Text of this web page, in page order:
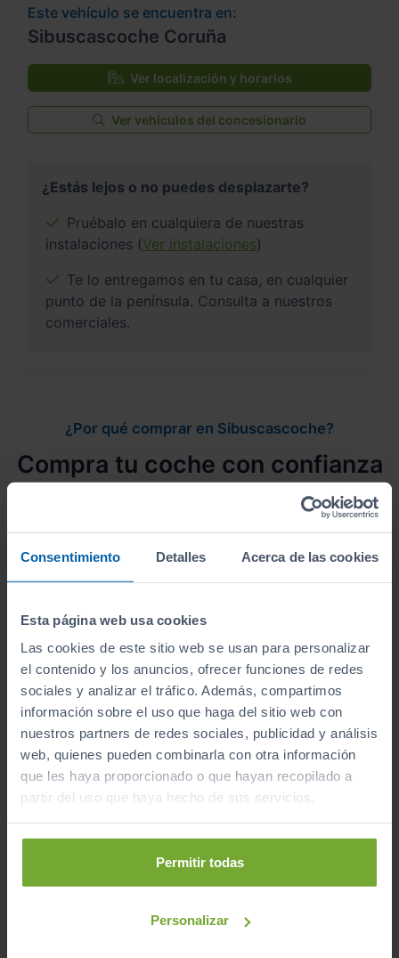
Consentimiento Detalles Acerca de las cookies
Esta página web usa cookies
Las cookies de este sitio web se usan para personalizar
el contenido y los anuncios, ofrecer funciones de redes
sociales y analizar el tráfico. Además, compartimos
información sobre el uso que haga del sitio web con
nuestros partners de redes sociales, publicidad y análisis
web, quienes pueden combinarla con otra información
que les haya proporcionado o que hayan recopilado a
partir del uso que haya hecho de sus servicios.
Permitir todas
Personalizar
Este vehículo se encuentra en:
Sibuscascoche Coruña
Ver localización y horarios
Ver vehículos del concesionario
¿Estás lejos o no puedes desplazarte?
Pruébalo en cualquiera de nuestras
instalaciones (Ver instalaciones)
Te lo entregamos en tu casa, en cualquier
punto de la península. Consulta a nuestros
comerciales.
¿Por qué comprar en Sibuscascoche?
Compra tu coche con confianza
Vehículos revisados
Revisión de 250 puntos revisados
Kilometraje garantizado
Somos transparentes. Compra tu coche con